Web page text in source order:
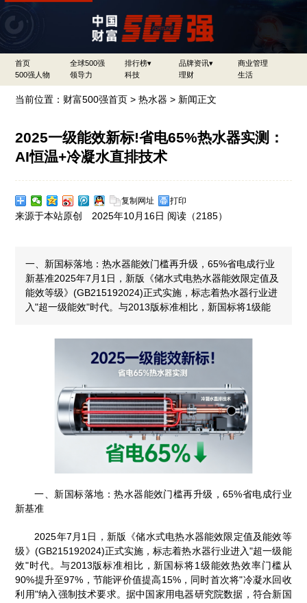
首页 全球500强 排行榜▾ 品牌资讯▾
商业管理
500强人物
领导力 科技 理财 生活
当前位置： 财富500强首页 >热水器 > 新闻正文
2025一级能效新标!省电65%热水器实测：
AI恒温+冷凝水直排技术
复制网址 打印
来源于本站原创 2025年10月16日 阅读（2185）
一、新国标落地：热水器能效门槛再升级，65%省电成行业
新基准2025年7月1日，新版《储水式电热水器能效限定值及
能效等级》(GB215192024)正式实施，标志着热水器行业进
入"超一级能效"时代。与2013版标准相比，新国标将1级能
一、新国标落地：热水器能效门槛再升级，65%省电成行业
新基准
2025年7月1日，新版《储水式电热水器能效限定值及能效等
级》(GB215192024)正式实施，标志着热水器行业进入"超一级能
效"时代。与2013版标准相比，新国标将1级能效热效率门槛从
90%提升至97%，节能评价值提高15%，同时首次将"冷凝水回收
利用"纳入强制技术要求。据中国家用电器研究院数据，符合新国